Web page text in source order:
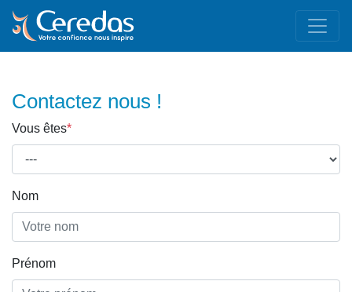
Contactez nous !
Vous êtes*
Nom
Prénom